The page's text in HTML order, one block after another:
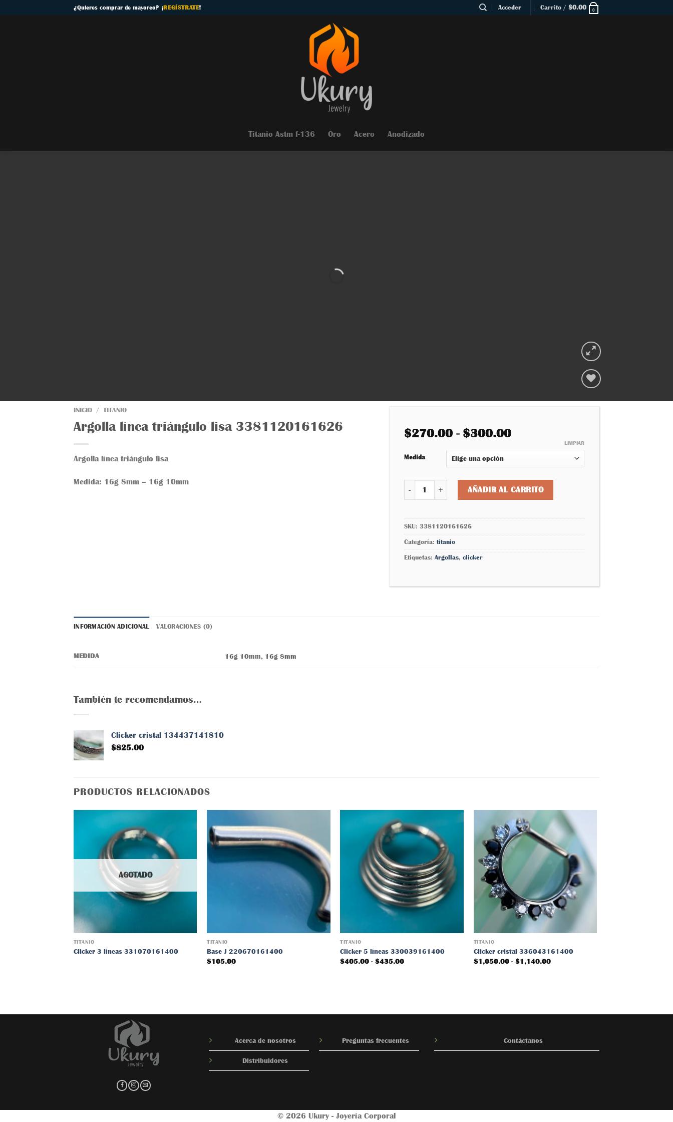
¿Quieres comprar de mayoreo? ¡REGÍSTRATE! Acceder Carrito / $0.00 0
Titanio Astm f-136 Oro Acero Anodizado
deseos
INICIO / TITANIO
Argolla línea triángulo lisa 3381120161626
Argolla línea triángulo lisa
Medida: 16g 8mm – 16g 10mm
$270.00 - $300.00Rango
desde
$270.00
hasta
Medida
LIMPIAR
Argolla línea triángulo lisa 3381120161626 cantidad
AÑADIR AL CARRITO
SKU: 3381120161626
Categoría: titanio
Etiquetas: Argollas, clicker
INFORMACIÓN ADICIONAL VALORACIONES (0)
MEDIDA 16g 10mm, 16g 8mm
También te recomendamos…
Clicker cristal 134437141810
$825.00
PRODUCTOS RELACIONADOS
Añadir
AGOTADO
TITANIO
Clicker 3 líneas 331070161400
Añadir
a la
lista
deseos
TITANIO
Base J 220670161400
$105.00
Añadir
a la
lista
deseos
TITANIO
Clicker 5 líneas 330039161400
$405.00 - $435.00Rango
Añadir
a la
lista
de
deseos
TITANIO
Clicker cristal 336043161400
$1,050.00 - $1,140.00Rango
Acerca de nosotros
Distribuidores
Preguntas frecuentes Contáctanos
© 2026 Ukury - Joyería Corporal